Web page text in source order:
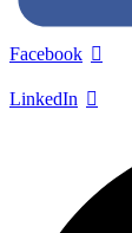
Facebook
LinkedIn